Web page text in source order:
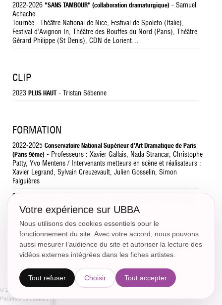
2022-2026 "SANS TAMBOUR" (collaboration dramaturgique) - Samuel
Achache
Tournée : Théâtre National de Nice, Festival de Spoleto (Italie),
Festival d’Avignon In, Théâtre des Bouffes du Nord (Paris), Théâtre
Gérard Philippe (St Denis), CDN de Lorient…
CLIP
2023 PLUS HAUT - Tristan Sébenne
FORMATION
2022-2025 Conservatoire National Supérieur d’Art Dramatique de Paris
(Paris 9ème) - Professeurs : Xavier Gallais, Nada Strancar, Christophe
Patty, Yvo Mentens / Intervenants metteurs en scène et réalisateurs :
Xavier Legrand, Sylvain Creuzevault, Julien Gosselin, Simon
Falguières
2020-2022
Fauré (Paris 5ème)
- Professeurs : Stéphanie Farison, Simon Rembado
2019-2025Ecole Normale Supérieure de Paris - département d’Études
théâtrales
2015–2022Cursus de danse classique au Conservatoire municipal Jean-
Philippe Rameau (Paris 6ème)- Obtention du Certificat d’Études
© 2018 - CC.Communication - Plan du siteMentions Légales
Paramètres cookies
Votre expérience sur UBBA
Nous utilisons des cookies essentiels pour le
fonctionnement du site. Avec votre accord, nous pouvons
aussi mesurer l’audience du site et autoriser la lecture des
vidéos externes intégrées dans les fiches artistes.
Tout refuser Choisir Tout accepter